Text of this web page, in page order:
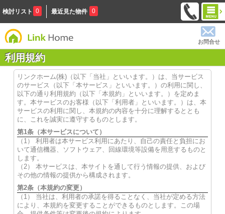
検討リスト 0 最近見た物件 0
お問合せ
利用規約
リンクホーム(株)（以下「当社」といいます。）は、当サービス
のサービス（以下「本サービス」といいます。）の利用に関し、
以下の通り利用規約（以下「本規約」といいます。）を定めま
す。本サービスのお客様（以下「利用者」といいます。）は、本
サービスの利用に関し、本規約の内容を十分に理解するととも
に、これを誠実に遵守するものとします。
第1条（本サービスについて）
（1） 利用者は本サービス利用にあたり、自己の責任と負担にお
いて通信機器、ソフトウェア、回線環境等設備を用意するものと
します。
（2） 本サービスは、本サイトを通して行う情報の提供、および
その他の情報の提供から構成されます。
第2条（本規約の変更）
（1） 当社は、利用者の承諾を得ることなく、当社が定める方法
により、本規約を変更することができるものとします。この場